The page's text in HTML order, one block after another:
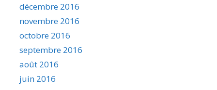
décembre 2016
novembre 2016
octobre 2016
septembre 2016
août 2016
juin 2016